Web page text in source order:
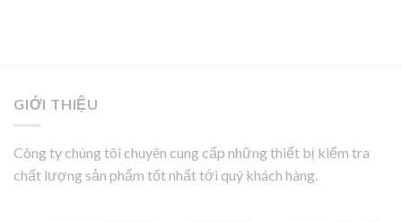
GIỚI THIỆU
Công ty chúng tôi chuyên cung cấp những thiết bị kiểm tra
chất lượng sản phẩm tốt nhất tới quý khách hàng.